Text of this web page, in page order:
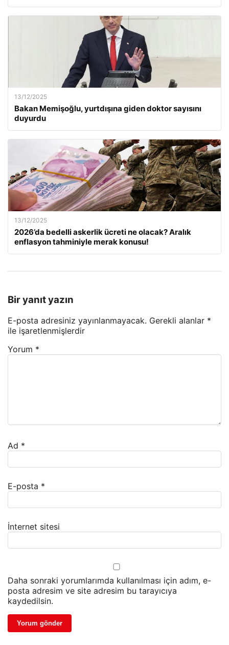
13/12/2025
Bakan Memişoğlu, yurtdışına giden doktor sayısını
duyurdu
13/12/2025
2026’da bedelli askerlik ücreti ne olacak? Aralık
enflasyon tahminiyle merak konusu!
Bir yanıt yazın
E-posta adresiniz yayınlanmayacak. Gerekli alanlar *
ile işaretlenmişlerdir
Yorum *
Ad *
E-posta *
İnternet sitesi
Daha sonraki yorumlarımda kullanılması için adım, e-
posta adresim ve site adresim bu tarayıcıya
kaydedilsin.